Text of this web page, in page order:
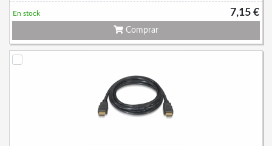
7,15 €
En stock
Comprar